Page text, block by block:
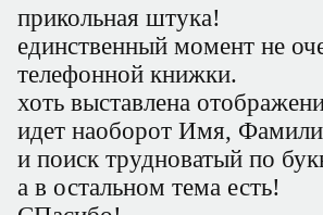
прикольная штука!
единственный момент не
телефонной книжки.
хоть выставлена
идет наоборот Имя,
и поиск трудноватый по
а в остальном тема есть!